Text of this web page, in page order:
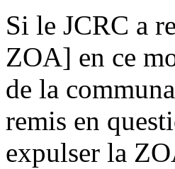
Si le JCRC a
ZOA] en ce
de la
remis en
expulser la